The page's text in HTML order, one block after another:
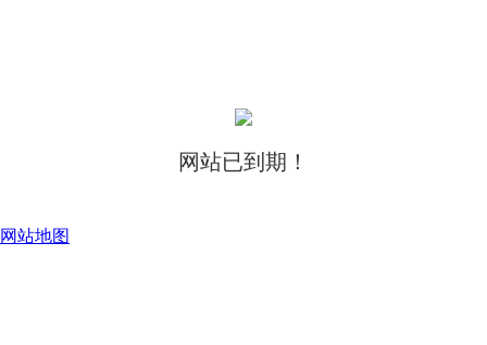
网站已到期！
网站地图